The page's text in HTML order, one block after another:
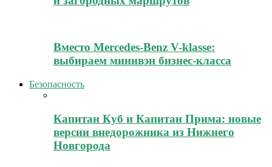
Вместо Mercedes-Benz V-klasse:
выбираем минивэн бизнес-класса
Безопасность
Капитан Куб и Капитан Прима: новые
версии внедорожника из Нижнего
Новгорода